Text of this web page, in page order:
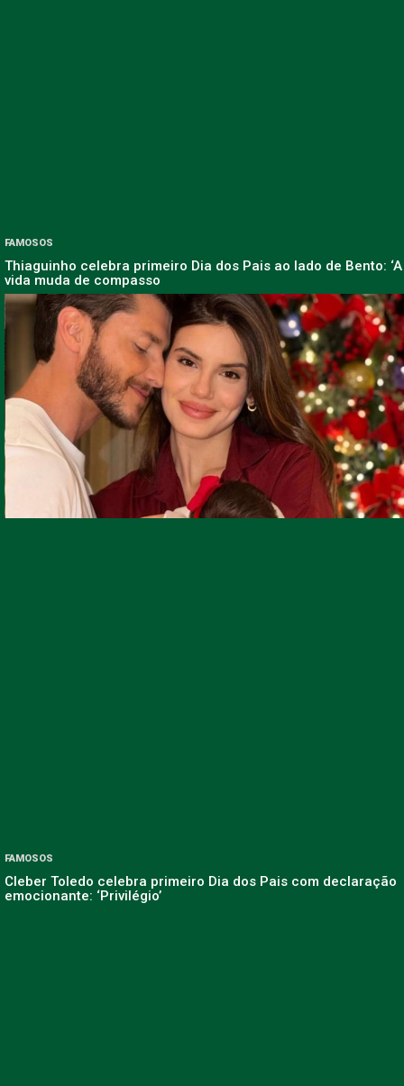
FAMOSOS
Thiaguinho celebra primeiro Dia dos Pais ao lado de Bento: ‘A
vida muda de compasso
FAMOSOS
Cleber Toledo celebra primeiro Dia dos Pais com declaração
emocionante: ‘Privilégio’